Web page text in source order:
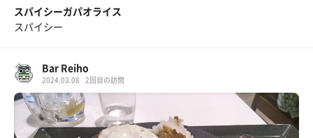
スパイシーガパオライス
スパイシー
Bar Reiho
2024.03.08 2回目の訪問